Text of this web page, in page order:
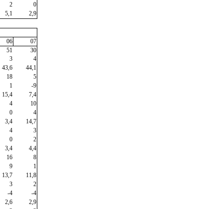
2
0
5,1
2,9
06
07
51
30
3
4
43,6
44,1
18
5
1
-9
15,4
7,4
4
10
0
4
3,4
14,7
4
3
0
2
3,4
4,4
16
8
9
1
13,7
11,8
3
2
-4
-4
2,6
2,9